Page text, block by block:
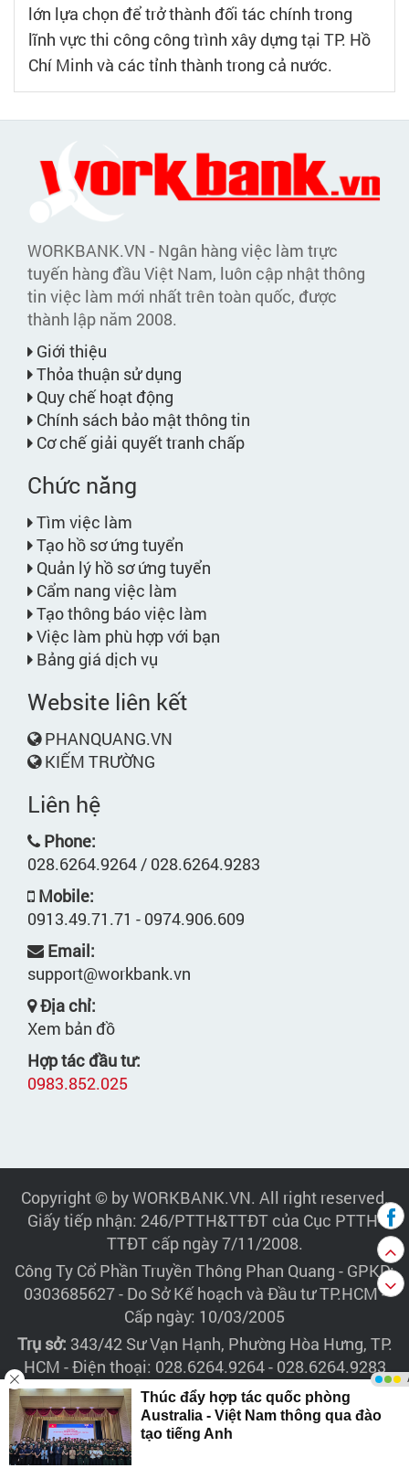
lớn lựa chọn để trở thành đối tác chính trong
lĩnh vực thi công công trình xây dựng tại TP. Hồ
Chí Minh và các tỉnh thành trong cả nước.
WORKBANK.VN - Ngân hàng việc làm trực
tuyến hàng đầu Việt Nam, luôn cập nhật thông
tin việc làm mới nhất trên toàn quốc, được
thành lập năm 2008.
Giới thiệu
Thỏa thuận sử dụng
Quy chế hoạt động
Chính sách bảo mật thông tin
Cơ chế giải quyết tranh chấp
Chức năng
Tìm việc làm
Tạo hồ sơ ứng tuyển
Quản lý hồ sơ ứng tuyển
Cẩm nang việc làm
Tạo thông báo việc làm
Việc làm phù hợp với bạn
Bảng giá dịch vụ
Website liên kết
PHANQUANG.VN
KIẾM TRƯỜNG
Liên hệ
Phone:
028.6264.9264 / 028.6264.9283
Mobile:
0913.49.71.71 - 0974.906.609
Email:
support@workbank.vn
Địa chỉ:
Xem bản đồ
Hợp tác đầu tư:
0983.852.025
Copyright © by WORKBANK.VN. All right reserved.
Giấy tiếp nhận: 246/PTTH&TTĐT của Cục PTTH-
TTĐT cấp ngày 7/11/2008.
Công Ty Cổ Phần Truyền Thông Phan Quang - GPKD:
0303685627 - Do Sở Kế hoạch và Đầu tư TP.HCM -
Cấp ngày: 10/03/2005
Trụ sở: 343/42 Sư Vạn Hạnh, Phường Hòa Hưng, TP.
HCM - Điện thoại: 028.6264.9264 - 028.6264.9283